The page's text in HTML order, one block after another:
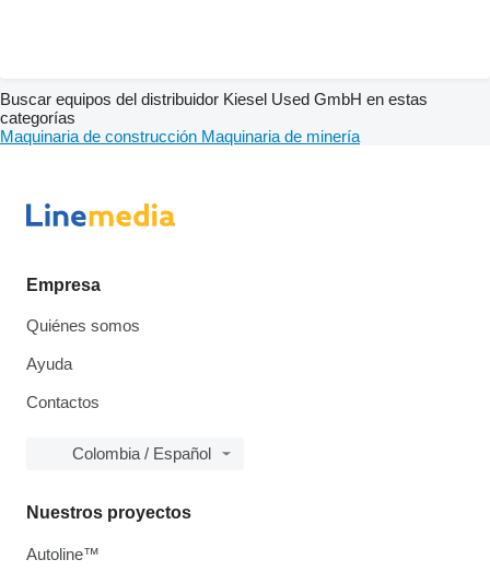
Buscar equipos del distribuidor Kiesel Used GmbH en estas
categorías
Maquinaria de construcción Maquinaria de minería
Empresa
Quiénes somos
Ayuda
Contactos
Colombia / Español
Nuestros proyectos
Autoline™